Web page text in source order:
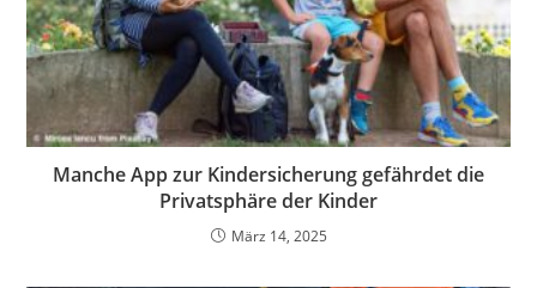
Manche App zur Kindersicherung gefährdet die
Privatsphäre der Kinder
März 14, 2025